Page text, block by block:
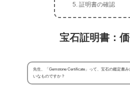
証明書の確認
宝石証明書：
先生、「Gemstone Certificate」って、宝石の鑑定書み
いなものですか？